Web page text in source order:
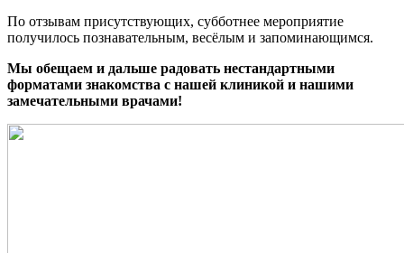
По отзывам присутствующих, субботнее мероприятие
получилось познавательным, весёлым и запоминающимся.
Мы обещаем и дальше радовать нестандартными
форматами знакомства с нашей клиникой и нашими
замечательными врачами!